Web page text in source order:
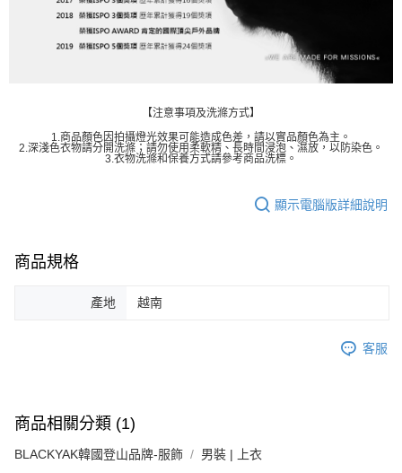
【注意事項及洗滌方式】
1.商品顏色因拍攝燈光效果可能造成色差，請以實品顏色為主。
2.深淺色衣物請分開洗滌；請勿使用柔軟精、長時間浸泡、濕放，以防染色。
3.衣物洗滌和保養方式請參考商品洗標。
顯示電腦版詳細說明
商品規格
產地 越南
客服
商品相關分類 (1)
BLACKYAK韓國登山品牌-服飾 男裝 | 上衣